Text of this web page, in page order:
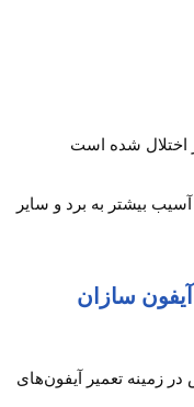
اختلال شده است
بیشتر به برد و سایر
سازان
زمینه تعمیر آیفون‌های